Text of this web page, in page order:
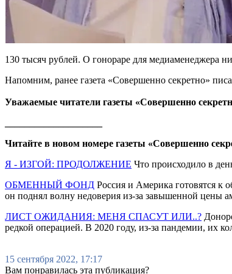
130 тысяч рублей. О гонораре для медиаменеджера
Напомним, ранее газета «Совершенно секретно»
Уважаемые читатели газеты «Совершенно
Читайте в новом номере газеты «Совершенно
Я - ИЗГОЙ: ПРОДОЛЖЕНИЕ Что происходило в
ОБМЕННЫЙ ФОНД Россия и Америка готовятся
он поднял волну недоверия из-за завышенной цены
ЛИСТ ОЖИДАНИЯ: МЕНЯ СПАСУТ ИЛИ..?
редкой операцией. В 2020 году, из-за пандемии, их
15 сентября 2022, 17:17
Вам понравилась эта публикация?